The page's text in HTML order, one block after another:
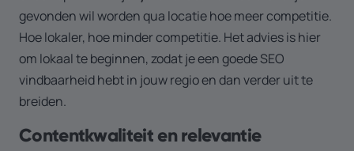
gevonden wil worden qua locatie hoe meer competitie.
Hoe lokaler, hoe minder competitie. Het advies is hier
om lokaal te beginnen, zodat je een goede SEO
vindbaarheid hebt in jouw regio en dan verder uit te
breiden.
Contentkwaliteit en relevantie